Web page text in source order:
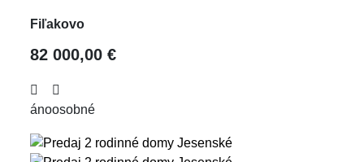
Fiľakovo
82 000,00 €
ánoosobné